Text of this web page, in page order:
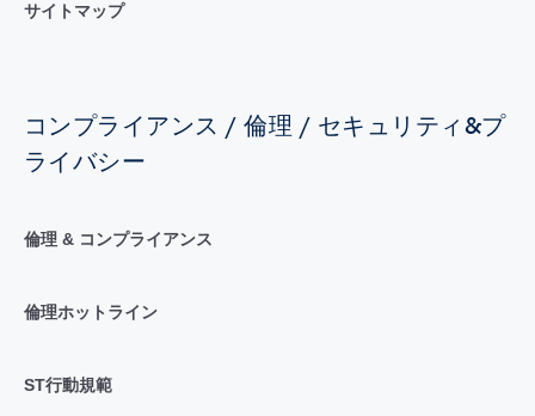
サイトマップ
コンプライアンス / 倫理 / セキュリティ&プ
ライバシー
倫理 & コンプライアンス
倫理ホットライン
ST行動規範